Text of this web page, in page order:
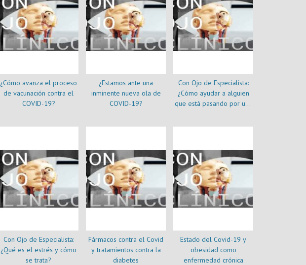
¿Cómo avanza el proceso
de vacunación contra el
COVID-19?
¿Estamos ante una
inminente nueva ola de
COVID-19?
Con Ojo de Especialista:
¿Cómo ayudar a alguien
que está pasando por una
Con Ojo de Especialista:
¿Qué es el estrés y cómo
se trata?
Fármacos contra el Covid
y tratamientos contra la
diabetes
Estado del Covid-19 y
obesidad como
enfermedad crónica